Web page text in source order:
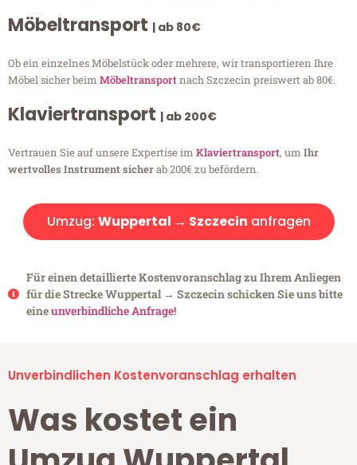
Möbeltransport | ab 80€
Ob ein einzelnes Möbelstück oder mehrere, wir transportieren Ihre
Möbel sicher beim Möbeltransportnach Szczecin preiswert ab 80€.
Klaviertransport | ab 200€
Vertrauen Sie auf unsere Expertise im Klaviertransport, um Ihr
wertvolles Instrument sicherab 200€ zu befördern.
Umzug: Wuppertal → Szczecin anfragen
Für einen detaillierte Kostenvoranschlag zu Ihrem Anliegen
für die Strecke Wuppertal → Szczecin schicken Sie uns bitte
eineunverbindliche Anfrage!
Unverbindlichen Kostenvoranschlag erhalten
Was kostet ein